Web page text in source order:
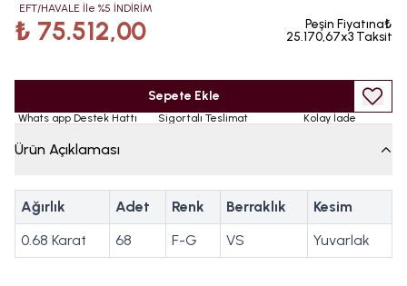
EFT/HAVALE İle %5 İNDİRİM
₺ 75.512,00
Peşin Fiyatına₺
25.170,67x3 Taksit
Sepete Ekle
Whats app Destek Hattı Sigortalı Teslimat Kolay İade
Ürün Açıklaması
Ağırlık Adet Renk Berraklık
Kesim
0.68 Karat
68 F-G VS Yuvarlak